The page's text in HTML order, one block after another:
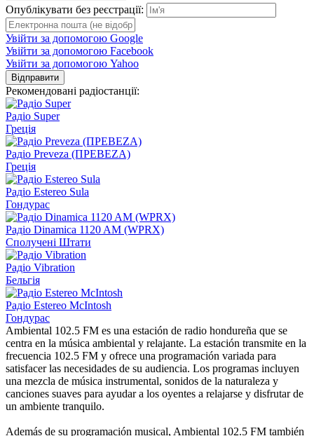
Опублікувати без реєстрації:
Увійти за допомогою Google
Увійти за допомогою Facebook
Увійти за допомогою Yahoo
Відправити
Рекомендовані радіостанції:
Радіо Super
Греція
Радіо Preveza (ΠΡΕΒΕΖΑ)
Греція
Радіо Estereo Sula
Гондурас
Радіо Dinamica 1120 AM (WPRX)
Сполучені Штати
Радіо Vibration
Бельгія
Радіо Estereo McIntosh
Гондурас
Ambiental 102.5 FM es una estación de radio hondureña que se
centra en la música ambiental y relajante. La estación transmite en la
frecuencia 102.5 FM y ofrece una programación variada para
satisfacer las necesidades de su audiencia. Los programas incluyen
una mezcla de música instrumental, sonidos de la naturaleza y
canciones suaves para ayudar a los oyentes a relajarse y disfrutar de
un ambiente tranquilo.
Además de su programación musical, Ambiental 102.5 FM también